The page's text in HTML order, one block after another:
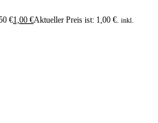
€1,00 €Aktueller Preis ist: 1,00 €. inkl.